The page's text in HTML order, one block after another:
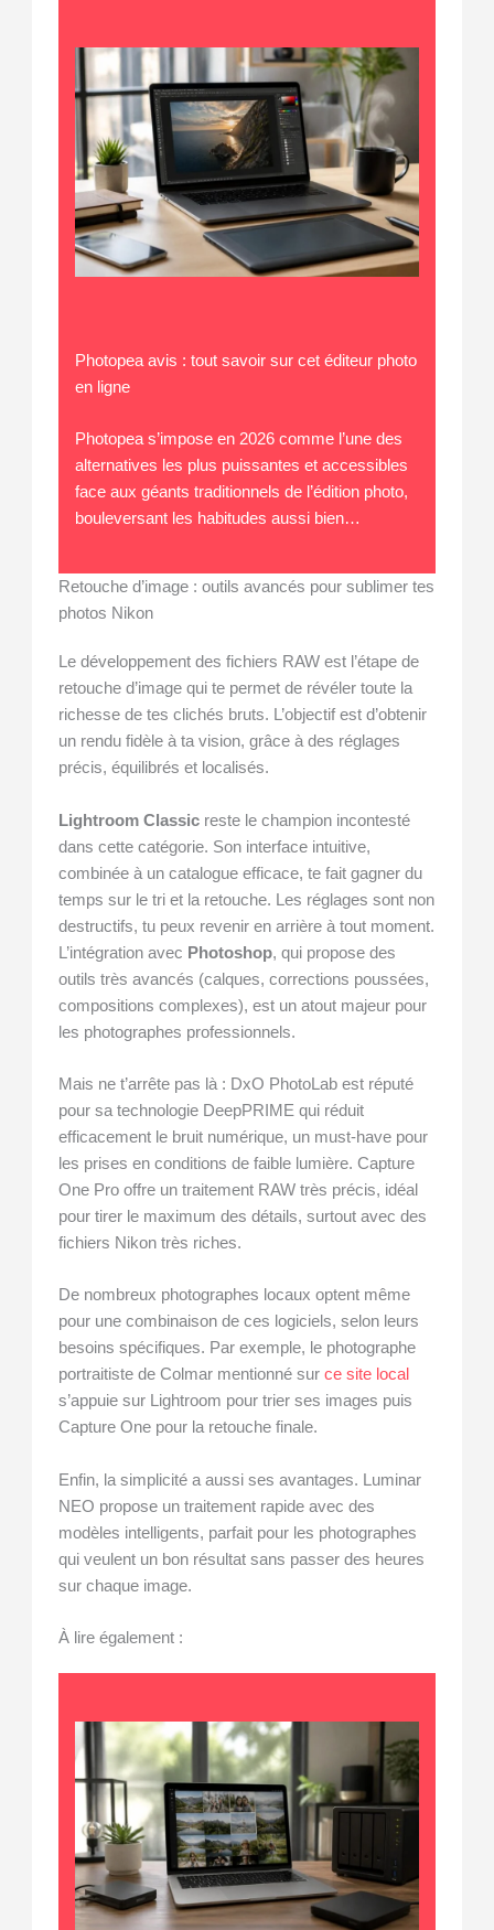
Photopea avis : tout savoir sur cet éditeur photo
en ligne
Photopea s’impose en 2026 comme l’une des
alternatives les plus puissantes et accessibles
face aux géants traditionnels de l’édition photo,
bouleversant les habitudes aussi bien…
Retouche d’image : outils avancés pour sublimer tes
photos Nikon
Le développement des fichiers RAW est l’étape de
retouche d’image qui te permet de révéler toute la
richesse de tes clichés bruts. L’objectif est d’obtenir
un rendu fidèle à ta vision, grâce à des réglages
précis, équilibrés et localisés.
Lightroom Classic reste le champion incontesté
dans cette catégorie. Son interface intuitive,
combinée à un catalogue efficace, te fait gagner du
temps sur le tri et la retouche. Les réglages sont non
destructifs, tu peux revenir en arrière à tout moment.
L’intégration avec Photoshop, qui propose des
outils très avancés (calques, corrections poussées,
compositions complexes), est un atout majeur pour
les photographes professionnels.
Mais ne t’arrête pas là : DxO PhotoLab est réputé
pour sa technologie DeepPRIME qui réduit
efficacement le bruit numérique, un must-have pour
les prises en conditions de faible lumière. Capture
One Pro offre un traitement RAW très précis, idéal
pour tirer le maximum des détails, surtout avec des
fichiers Nikon très riches.
De nombreux photographes locaux optent même
pour une combinaison de ces logiciels, selon leurs
besoins spécifiques. Par exemple, le photographe
portraitiste de Colmar mentionné surce site local
s’appuie sur Lightroom pour trier ses images puis
Capture One pour la retouche finale.
Enfin, la simplicité a aussi ses avantages. Luminar
NEO propose un traitement rapide avec des
modèles intelligents, parfait pour les photographes
qui veulent un bon résultat sans passer des heures
sur chaque image.
À lire également :